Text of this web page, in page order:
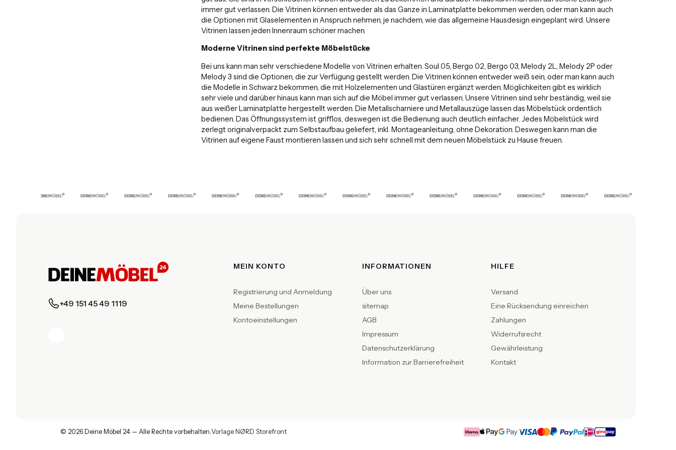
immer gut verlassen. Die Vitrinen können entweder als das Ganze in Laminatplatte bekommen werden, oder man kann auch
die Optionen mit Glaselementen in Anspruch nehmen, je nachdem, wie das allgemeine Hausdesign eingeplant wird. Unsere
Vitrinen lassen jeden Innenraum schöner machen.
Moderne Vitrinen sind perfekte Möbelstücke
Bei uns kann man sehr verschiedene Modelle von Vitrinen erhalten. Soul 05, Bergo 02, Bergo 03, Melody 2L, Melody 2P oder
Melody 3 sind die Optionen, die zur Verfügung gestellt werden. Die Vitrinen können entweder weiß sein, oder man kann auch
die Modelle in Schwarz bekommen, die mit Holzelementen und Glastüren ergänzt werden. Möglichkeiten gibt es wirklich
sehr viele und darüber hinaus kann man sich auf die Möbel immer gut verlassen. Unsere Vitrinen sind sehr beständig, weil sie
aus weißer Laminatplatte hergestellt werden. Die Metallscharniere und Metallauszüge lassen das Möbelstück ordentlich
bedienen. Das Öffnungssystem ist grifflos, deswegen ist die Bedienung auch deutlich einfacher. Jedes Möbelstück wird
zerlegt originalverpackt zum Selbstaufbau geliefert, inkl. Montageanleitung, ohne Dekoration. Deswegen kann man die
Vitrinen auf eigene Faust montieren lassen und sich sehr schnell mit dem neuen Möbelstück zu Hause freuen.
+49 151 45 49 1119
Fußzeilenmenü
MEIN KONTO
Registrierung und Anmeldung
Meine Bestellungen
Kontoeinstellungen
INFORMATIONEN
Über uns
sitemap
AGB
Impressum
Datenschutzerklärung
Information zur Barrierefreiheit
HILFE
Versand
Eine Rücksendung einreichen
Zahlungen
Widerrufsrecht
Gewährleistung
Kontakt
© 2026 Deine Möbel 24 — Alle Rechte vorbehalten.Vorlage NØRD Storefront